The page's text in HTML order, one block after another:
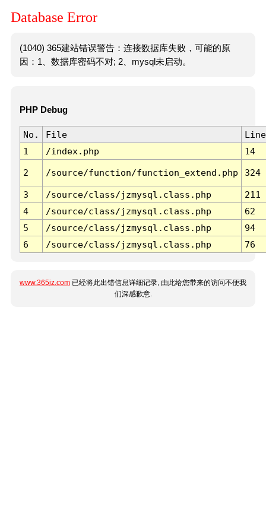
Database Error
(1040) 365建站错误警告：连接数据库失败，可能的原
因：1、数据库密码不对; 2、mysql未启动。
PHP Debug
No. File
Line
1
/index.php 14
2 /source/function/function_extend.php 324
3 /source/class/jzmysql.class.php
211
4
/source/class/jzmysql.class.php
62
5
/source/class/jzmysql.class.php
94
6
/source/class/jzmysql.class.php 76
www.365jz.com 已经将此出错信息详细记录, 由此给您带来的访问不便我
们深感歉意.